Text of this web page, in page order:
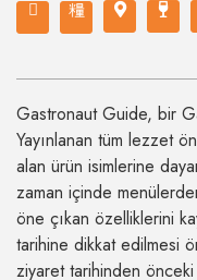
Gastronaut Guide, bir
Yayınlanan tüm lezzet
alan ürün isimlerine
zaman içinde
öne çıkan özelliklerini
tarihine dikkat edilmesi
ziyaret tarihinden